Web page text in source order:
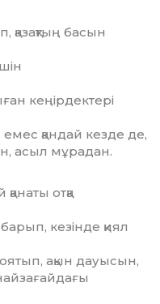
басын
кеңірдектері
қандай кезде де,
асыл мұрадан.
отқа
кезінде қиял
оятып, ақын дауысын,